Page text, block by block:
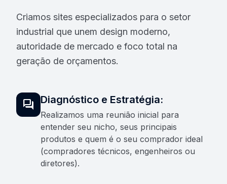
Criamos sites especializados para o setor
industrial que unem design moderno,
autoridade de mercado e foco total na
geração de orçamentos.
forum Diagnóstico e Estratégia:
Realizamos uma reunião inicial para
entender seu nicho, seus principais
produtos e quem é o seu comprador ideal
(compradores técnicos, engenheiros ou
diretores).